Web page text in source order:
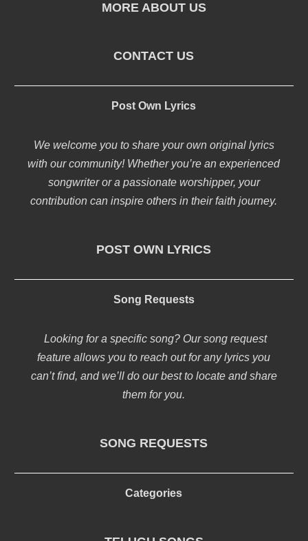
MORE ABOUT US
CONTACT US
Post Own Lyrics
We welcome you to share your own original lyrics
with our community! Whether you’re an experienced
songwriter or a passionate worshipper, your
contribution can inspire others in their faith journey.
POST OWN LYRICS
Song Requests
Looking for a specific song? Our song request
feature allows you to reach out for any lyrics you
can’t find, and we’ll do our best to locate and share
them for you.
SONG REQUESTS
Categories